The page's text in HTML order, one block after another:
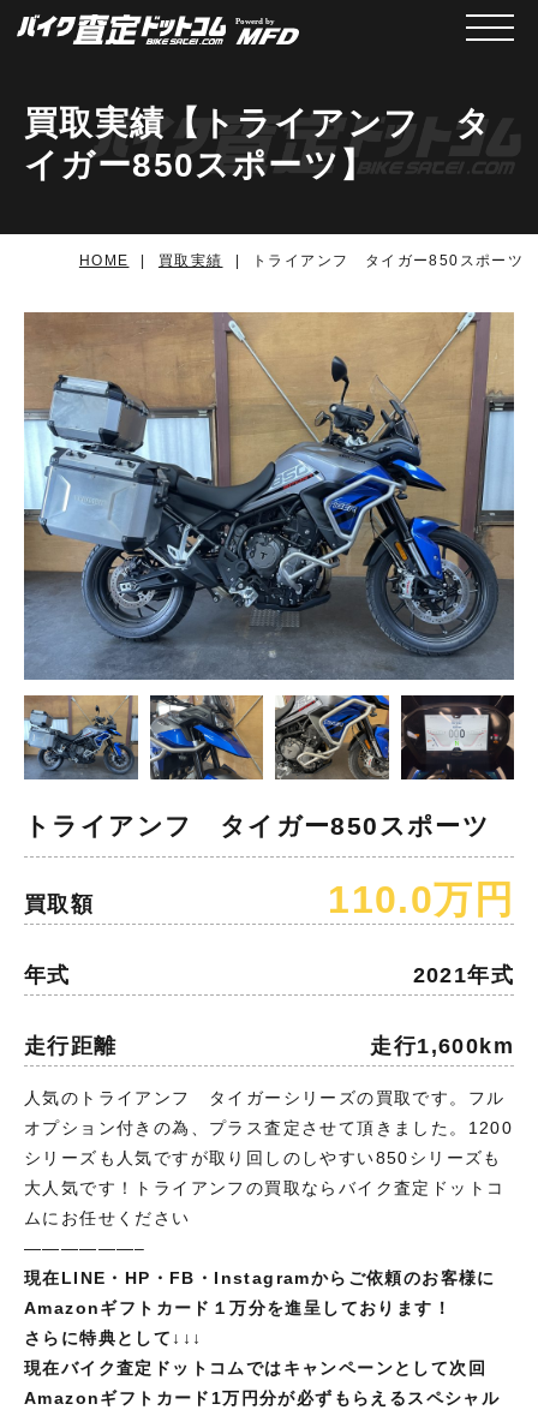
メニ
買取実績【トライアンフ タ
イガー850スポーツ】
HOME 買取実績 トライアンフ タイガー850スポーツ
トライアンフ タイガー850スポーツ
買取額 110.0万円
年式 2021年式
走行距離 走行1,600km
人気のトライアンフ タイガーシリーズの買取です。フル
オプション付きの為、プラス査定させて頂きました。1200
シリーズも人気ですが取り回しのしやすい850シリーズも
大人気です！トライアンフの買取ならバイク査定ドットコ
ムにお任せください
——————–
現在LINE・HP・FB・Instagramからご依頼のお客様に
Amazonギフトカード１万分を進呈しております！
さらに特典として↓↓↓
現在バイク査定ドットコムではキャンペーンとして次回
Amazonギフトカード1万円分が必ずもらえるスペシャル